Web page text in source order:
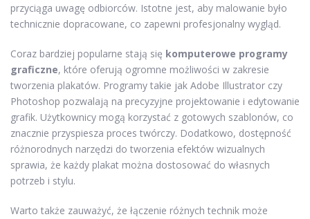
przyciąga uwagę odbiorców. Istotne jest, aby malowanie było
technicznie dopracowane, co zapewni profesjonalny wygląd.
Coraz bardziej popularne stają się komputerowe programy
graficzne, które oferują ogromne możliwości w zakresie
tworzenia plakatów. Programy takie jak Adobe Illustrator czy
Photoshop pozwalają na precyzyjne projektowanie i edytowanie
grafik. Użytkownicy mogą korzystać z gotowych szablonów, co
znacznie przyspiesza proces twórczy. Dodatkowo, dostępność
różnorodnych narzędzi do tworzenia efektów wizualnych
sprawia, że każdy plakat można dostosować do własnych
potrzeb i stylu.
Warto także zauważyć, że łączenie różnych technik może